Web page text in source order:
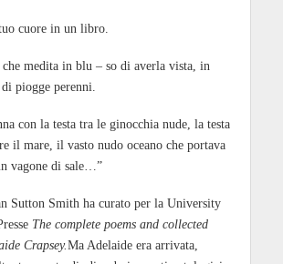
cuore in un libro.
medita in blu – so di averla vista, in
piogge perenni.
con la testa tra le ginocchia nude, la testa
il mare, il vasto nudo oceano che portava
vagone di sale…”
Sutton Smith ha curato per la University
The complete poems and collected
Crapsey.Ma Adelaide era arrivata,